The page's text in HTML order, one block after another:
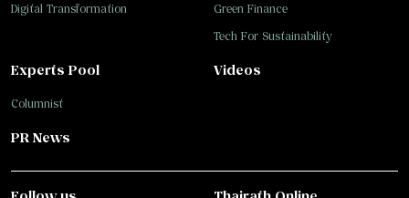
Digital Transformation
Green Finance
Tech For Sustainability
Experts Pool
Columnist
Videos
PR News